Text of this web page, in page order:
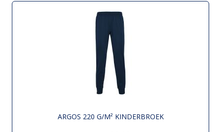
ARGOS 220 G/M² KINDERBROEK